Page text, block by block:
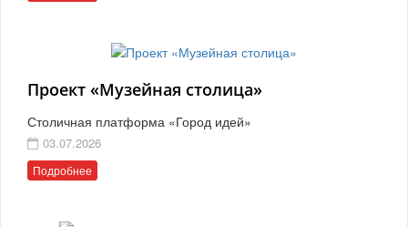
Проект «Музейная столица»
Столичная платформа «Город идей»
03.07.2026
Подробнее